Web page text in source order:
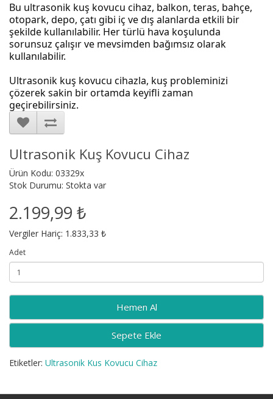
Bu ultrasonik kuş kovucu cihaz, balkon, teras, bahçe,
otopark, depo, çatı gibi iç ve dış alanlarda etkili bir
şekilde kullanılabilir. Her türlü hava koşulunda
sorunsuz çalışır ve mevsimden bağımsız olarak
kullanılabilir.
Ultrasonik kuş kovucu cihazla, kuş probleminizi
çözerek sakin bir ortamda keyifli zaman
geçirebilirsiniz.
Ultrasonik Kuş Kovucu Cihaz
Ürün Kodu: 03329x
Stok Durumu: Stokta var
2.199,99 ₺
Vergiler Hariç: 1.833,33 ₺
Adet
Sepete Ekle
Etiketler: Ultrasonik Kus Kovucu Cihaz